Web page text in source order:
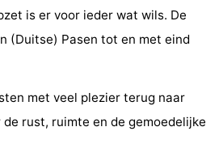
is er voor ieder wat wils. De
(Duitse) Pasen tot en met eind
met veel plezier terug naar
rust, ruimte en de gemoedelijke